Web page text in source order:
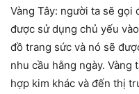
Vàng Tây: người ta sẽ gọi
được sử dụng chủ yếu
đồ trang sức và nó sẽ
nhu cầu hằng ngày.
hợp kim khác và đến thị